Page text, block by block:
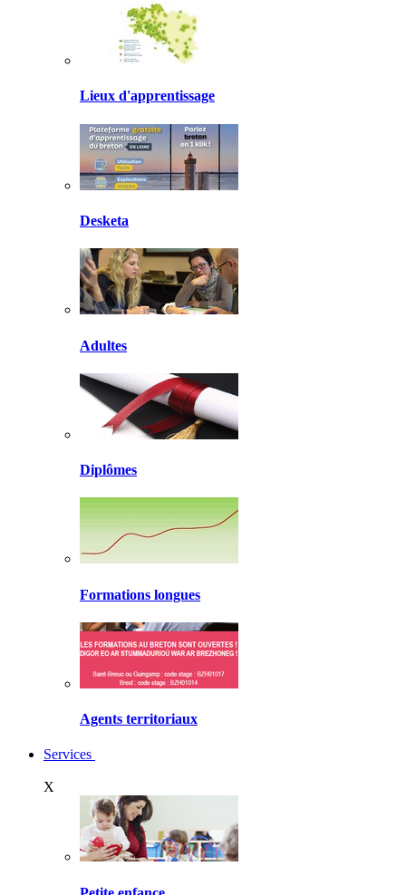
Lieux d'apprentissage
Desketa
Adultes
Diplômes
Formations longues
Agents territoriaux
Services
X